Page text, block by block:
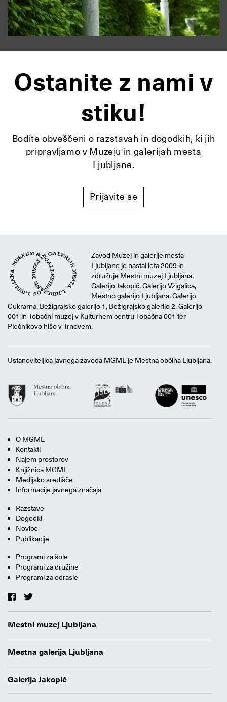
Ostanite z nami v
stiku!
Bodite obveščeni o razstavah in dogodkih, ki jih
pripravljamo v Muzeju in galerijah mesta
Ljubljane.
Prijavite se
Zavod Muzej in galerije mesta
Ljubljane je nastal leta 2009 in
združuje Mestni muzej Ljubljana,
Galerijo Jakopič, Galerijo Vžigalica,
Mestno galerijo Ljubljana, Galerijo
Cukrarna, Bežigrajsko galerijo 1, Bežigrajsko galerijo 2, Galerijo
001 in Tobačni muzej v Kulturnem centru Tobačna 001 ter
Plečnikovo hišo v Trnovem.
Ustanoviteljica javnega zavoda MGML je Mestna občina Ljubljana.
O MGML
Kontakti
Najem prostorov
Knjižnica MGML
Medijsko središče
Informacije javnega značaja
Razstave
Dogodki
Novice
Publikacije
Programi za šole
Programi za družine
Programi za odrasle
Mestni muzej Ljubljana
Mestna galerija Ljubljana
Galerija Jakopič